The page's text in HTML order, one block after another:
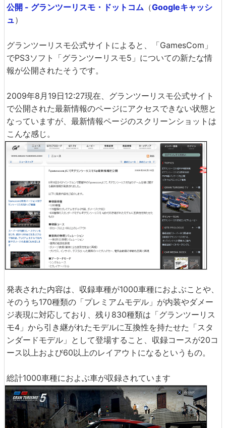
公開 - グランツーリスモ・ドットコム （Googleキャッシ
ュ）
グランツーリスモ公式サイトによると、「GamesCom」
でPS3ソフト「グランツーリスモ5」についての新たな情
報が公開されたそうです。
2009年8月19日12:27現在、グランツーリスモ公式サイト
で公開された最新情報のページにアクセスできない状態と
なっていますが、最新情報ページのスクリーンショットは
こんな感じ。
発表された内容は、収録車種が1000車種におよぶことや、
そのうち170種類の「プレミアムモデル」が内装やダメー
ジ表現に対応しており、残り830種類は「グランツーリス
モ4」から引き継がれたモデルに互換性を持たせた「スタ
ンダードモデル」として登場すること、収録コースが20コ
ース以上および60以上のレイアウトになるというもの。
総計1000車種におよぶ車が収録されています